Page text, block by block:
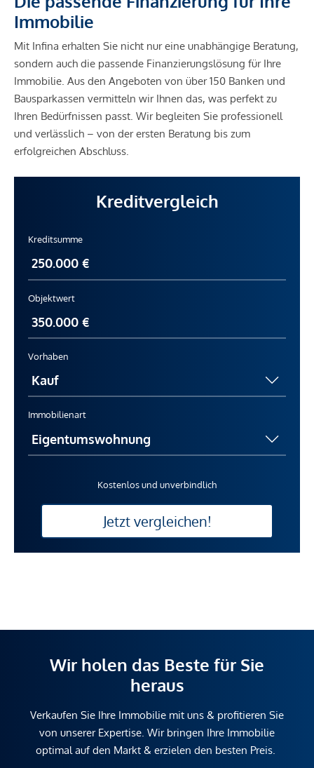
Immobilie
Mit Infina erhalten Sie nicht nur eine unabhängige Beratung,
sondern auch die passende Finanzierungslösung für Ihre
Immobilie. Aus den Angeboten von über 150 Banken und
Bausparkassen vermitteln wir Ihnen das, was perfekt zu
Ihren Bedürfnissen passt. Wir begleiten Sie professionell
und verlässlich – von der ersten Beratung bis zum
erfolgreichen Abschluss.
Kreditvergleich
Kreditsumme
Objektwert
Vorhaben
Immobilienart
Kostenlos und unverbindlich
Jetzt vergleichen!
Wir holen das Beste für Sie
heraus
Verkaufen Sie Ihre Immobilie mit uns & profitieren Sie
von unserer Expertise. Wir bringen Ihre Immobilie
optimal auf den Markt & erzielen den besten Preis.